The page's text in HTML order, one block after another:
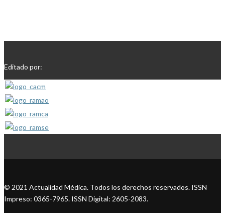
Editado por:
© 2021 Actualidad Médica. Todos los derechos reservados. ISSN
Impreso: 0365-7965. ISSN Digital: 2605-2083.